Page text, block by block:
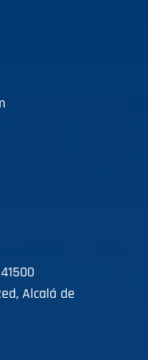
Alcalá de